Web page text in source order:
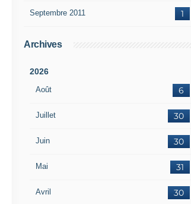
1
Septembre 2011
Archives
2026
Août 6
Juillet 30
Juin 30
Mai 31
Avril 30